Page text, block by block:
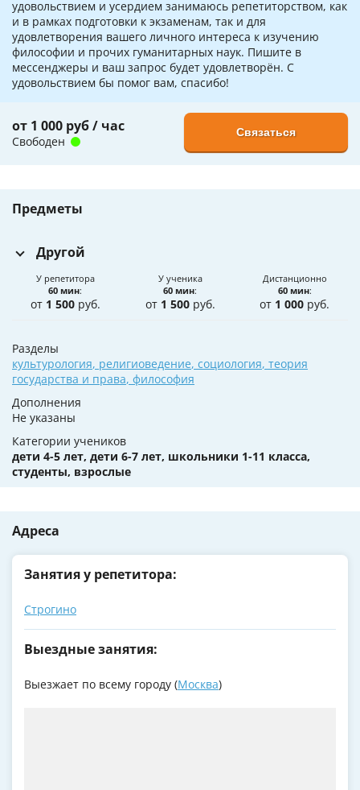
удовольствием и усердием занимаюсь репетиторством, как
и в рамках подготовки к экзаменам, так и для
удовлетворения вашего личного интереса к изучению
философии и прочих гуманитарных наук. Пишите в
мессенджеры и ваш запрос будет удовлетворён. С
удовольствием бы помог вам, спасибо!
от 1 000 руб / час
Свободен
Связаться
Предметы
Другой
У репетитора
60 мин:
от 1 500руб.
У ученика
60 мин:
от 1 500руб.
Дистанционно
60 мин:
от 1 000 руб.
Разделы
культурология, религиоведение, социология, теория
государства и права, философия
Дополнения
Не указаны
Категории учеников
дети 4-5 лет, дети 6-7 лет, школьники 1-11 класса,
студенты, взрослые
Адреса
Занятия у репетитора:
Строгино
Выездные занятия:
Выезжает по всему городу (Москва)